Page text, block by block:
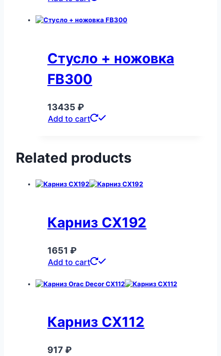
Стусло + ножовка
FB300
13435 ₽
Add to cart
Related products
Карниз CX192
1651 ₽
Add to cart
Карниз CX112
917 ₽